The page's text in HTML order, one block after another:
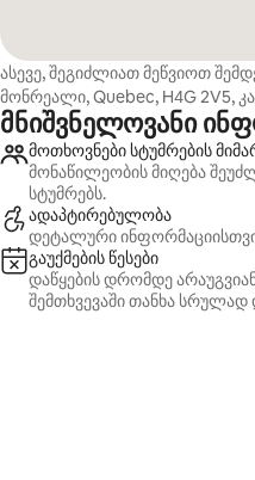
ასევე, შეგიძლიათ მეწვიოთ
მონრეალი, Quebec, H4G 2V5,
მნიშვნელოვანი
მოთხოვნები სტუმრების
მონაწილეობის მიღება
სტუმრებს.
ადაპტირებულობა
დეტალური
გაუქმების წესები
დაწყების დრომდე
შემთხვევაში თანხა